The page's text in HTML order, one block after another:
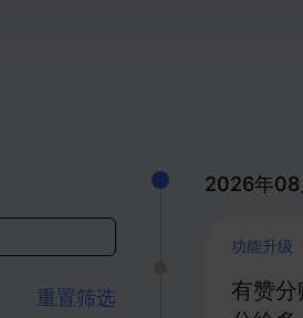
重置筛选
2026年08
功能升级
有赞